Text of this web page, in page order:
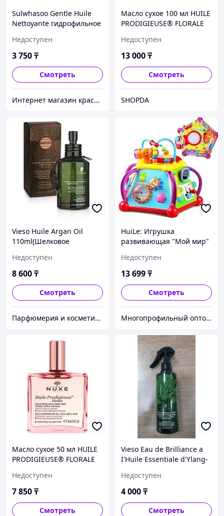
Sulwhasoo Gentle Huile
Nettoyante гидрофильное
Недоступен
3 750₸
Смотреть
Интернет магазин красоты и здоровья Minel
Масло сухое 100 мл HUILE
PRODIGIEUSE® FLORALE
Недоступен
13 000₸
Смотреть
SHOPDA
Vieso Huile Argan Oil
110ml(Шелковое
Марокко)
Недоступен
8 600₸
Смотреть
Парфюмерия и косметика для волос Angel Professional Paris
HuiLe: Игрушка
развивающая "Мой мир"
Недоступен
13 699₸
Смотреть
Многопрофильный оптово розничный интернет магазин - G-sea.kz
Масло сухое 50 мл HUILE
PRODIGIEUSE® FLORALE
Недоступен
7 850₸
Смотреть
Vieso Eau de Brilliance a
I'Huile Essentiale d'Ylang-
эссенция) 250ml
Недоступен
4 000₸
Смотреть